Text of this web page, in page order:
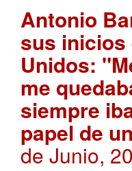
Antonio
sus inicios
Unidos:
me
siempre
papel de
de Junio,